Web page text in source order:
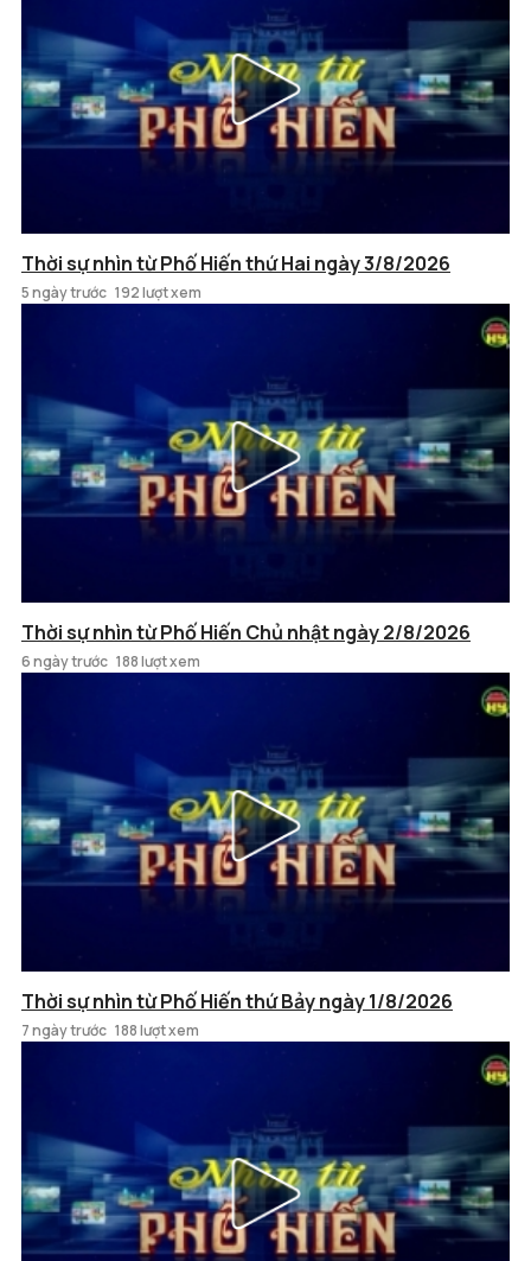
Thời sự nhìn từ Phố Hiến thứ Hai ngày 3/8/2026
5 ngày trước 192 lượt xem
Thời sự nhìn từ Phố Hiến Chủ nhật ngày 2/8/2026
6 ngày trước 188 lượt xem
Thời sự nhìn từ Phố Hiến thứ Bảy ngày 1/8/2026
7 ngày trước 188 lượt xem